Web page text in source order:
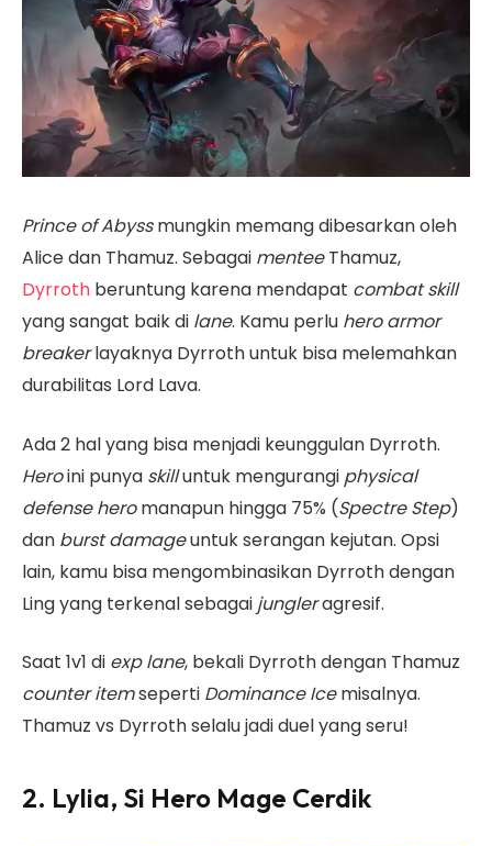
Prince of Abyssmungkin memang dibesarkan oleh
Alice dan Thamuz. Sebagai menteeThamuz,
Dyrroth beruntung karena mendapat combat skill
yang sangat baik di lane. Kamu perlu hero armor
breakerlayaknya Dyrroth untuk bisa melemahkan
durabilitas Lord Lava.
Ada 2 hal yang bisa menjadi keunggulan Dyrroth.
Heroini punya skilluntuk mengurangi physical
defense heromanapun hingga 75% (Spectre Step)
dan burst damageuntuk serangan kejutan. Opsi
lain, kamu bisa mengombinasikan Dyrroth dengan
Ling yang terkenal sebagai jungleragresif.
Saat 1v1 di exp lane, bekali Dyrroth dengan Thamuz
counter itemseperti Dominance Icemisalnya.
Thamuz vs Dyrroth selalu jadi duel yang seru!
2. Lylia, Si Hero Mage Cerdik